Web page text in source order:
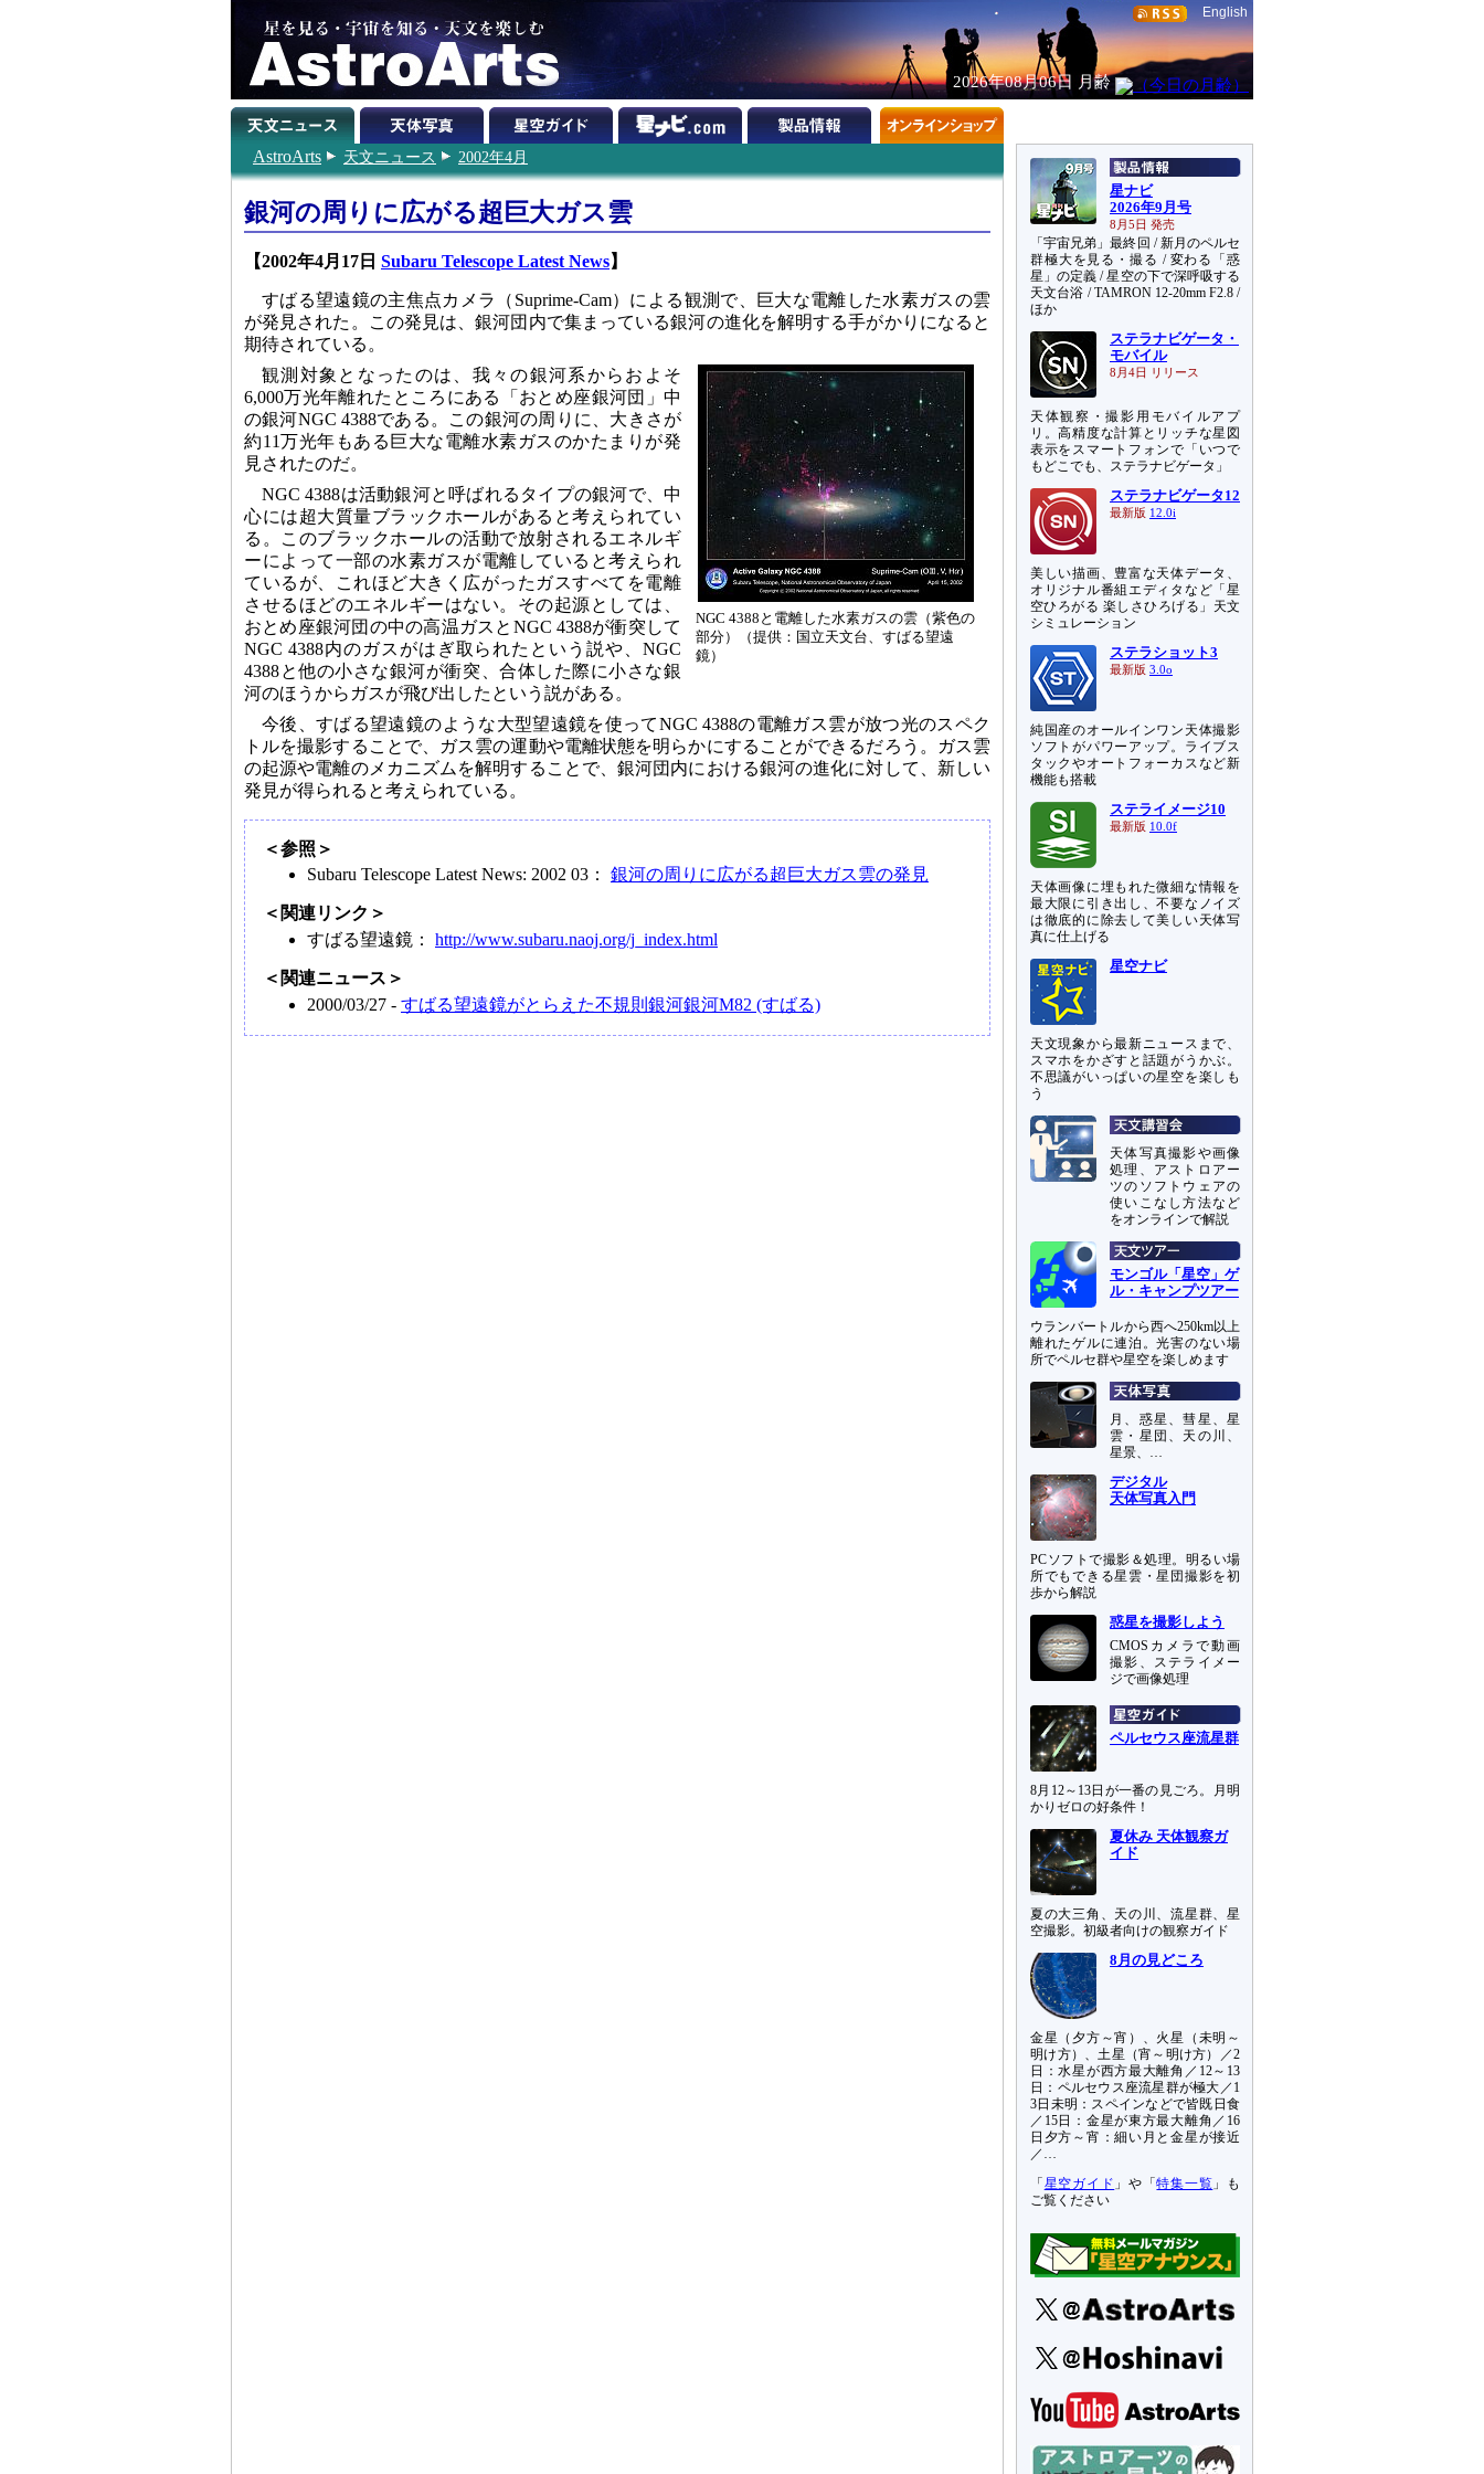
English
2026年08月06日 月齢
AstroArts 天文ニュース 2002年4月
銀河の周りに広がる超巨大ガス雲
【2002年4月17日 Subaru Telescope Latest News】
すばる望遠鏡の主焦点カメラ（Suprime-Cam）による観測で、巨大な電離した水素ガスの雲
が発見された。この発見は、銀河団内で集まっている銀河の進化を解明する手がかりになると
期待されている。
NGC 4388と電離した水素ガスの雲（紫色の
部分）（提供：国立天文台、すばる望遠
鏡）
観測対象となったのは、我々の銀河系からおよそ
6,000万光年離れたところにある「おとめ座銀河団」中
の銀河NGC 4388である。この銀河の周りに、大きさが
約11万光年もある巨大な電離水素ガスのかたまりが発
見されたのだ。
NGC 4388は活動銀河と呼ばれるタイプの銀河で、中
心には超大質量ブラックホールがあると考えられてい
る。このブラックホールの活動で放射されるエネルギ
ーによって一部の水素ガスが電離していると考えられ
ているが、これほど大きく広がったガスすべてを電離
させるほどのエネルギーはない。その起源としては、
おとめ座銀河団の中の高温ガスとNGC 4388が衝突して
NGC 4388内のガスがはぎ取られたという説や、NGC
4388と他の小さな銀河が衝突、合体した際に小さな銀
河のほうからガスが飛び出したという説がある。
今後、すばる望遠鏡のような大型望遠鏡を使ってNGC 4388の電離ガス雲が放つ光のスペク
トルを撮影することで、ガス雲の運動や電離状態を明らかにすることができるだろう。ガス雲
の起源や電離のメカニズムを解明することで、銀河団内における銀河の進化に対して、新しい
発見が得られると考えられている。
＜参照＞
Subaru Telescope Latest News: 2002 03： 銀河の周りに広がる超巨大ガス雲の発見
＜関連リンク＞
すばる望遠鏡： http://www.subaru.naoj.org/j_index.html
＜関連ニュース＞
2000/03/27 - すばる望遠鏡がとらえた不規則銀河銀河M82 (すばる)
星ナビ
2026年9月号
8月5日 発売
「宇宙兄弟」最終回 / 新月のペルセ
群極大を見る・撮る / 変わる「惑
星」の定義 / 星空の下で深呼吸する
天文台浴 / TAMRON 12-20mm F2.8 /
ほか
ステラナビゲータ・
モバイル
8月4日 リリース
天体観察・撮影用モバイルアプ
リ。高精度な計算とリッチな星図
表示をスマートフォンで「いつで
もどこでも、ステラナビゲータ」
ステラナビゲータ12
最新版 12.0i
美しい描画、豊富な天体データ、
オリジナル番組エディタなど「星
空ひろがる 楽しさひろげる」天文
シミュレーション
ステラショット3
最新版 3.0o
純国産のオールインワン天体撮影
ソフトがパワーアップ。ライブス
タックやオートフォーカスなど新
機能も搭載
ステライメージ10
最新版 10.0f
天体画像に埋もれた微細な情報を
最大限に引き出し、不要なノイズ
は徹底的に除去して美しい天体写
真に仕上げる
星空ナビ
天文現象から最新ニュースまで、
スマホをかざすと話題がうかぶ。
不思議がいっぱいの星空を楽しも
う
天体写真撮影や画像
処理、アストロアー
ツのソフトウェアの
使いこなし方法など
をオンラインで解説
モンゴル「星空」ゲ
ル・キャンプツアー
ウランバートルから西へ250km以上
離れたゲルに連泊。光害のない場
所でペルセ群や星空を楽しめます
月、惑星、彗星、星
雲・星団、天の川、
星景、…
デジタル
天体写真入門
PCソフトで撮影＆処理。明るい場
所でもできる星雲・星団撮影を初
歩から解説
惑星を撮影しよう
CMOSカメラで動画
撮影、ステライメー
ジで画像処理
ペルセウス座流星群
8月12～13日が一番の見ごろ。月明
かりゼロの好条件！
夏休み 天体観察ガ
イド
夏の大三角、天の川、流星群、星
空撮影。初級者向けの観察ガイド
8月の見どころ
金星（夕方～宵）、火星（未明～
明け方）、土星（宵～明け方）／2
日：水星が西方最大離角／12～13
日：ペルセウス座流星群が極大／1
3日未明：スペインなどで皆既日食
／15日：金星が東方最大離角／16
日夕方～宵：細い月と金星が接近
／…
「 星空ガイド 」や「特集一覧 」も
ご覧ください